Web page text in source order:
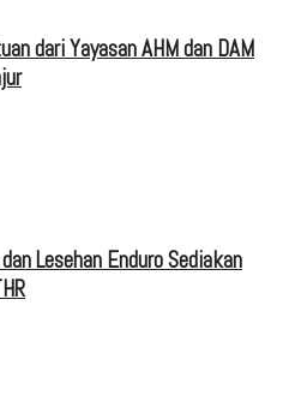
dari Yayasan AHM dan DAM
Lesehan Enduro Sediakan